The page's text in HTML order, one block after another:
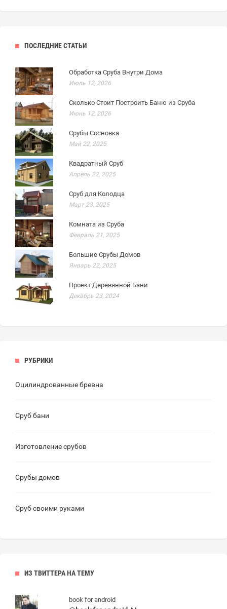
ПОСЛЕДНИЕ СТАТЬИ
Обработка Сруба Внутри Дома
Июль 12, 2026
Сколько Стоит Построить Баню из Сруба
Июнь 12, 2026
Срубы Сосновка
Май 22, 2025
Квадратный Сруб
Апрель 22, 2025
Сруб для Колодца
Март 23, 2025
Комната из Сруба
Февраль 21, 2025
Большие Срубы Домов
Январь 22, 2025
Проект Деревянной Бани
Декабрь 23, 2024
РУБРИКИ
Оцилиндрованные бревна
Сруб бани
Изготовление срубов
Срубы домов
Сруб своими руками
ИЗ ТВИТТЕРА НА ТЕМУ
book for android